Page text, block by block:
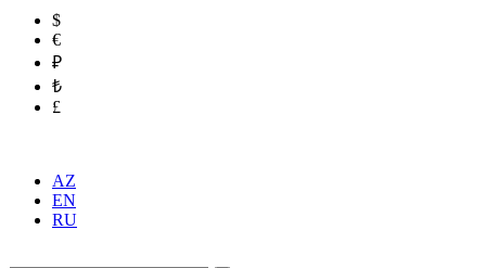
$
€
₽
₺
£
AZ
EN
RU